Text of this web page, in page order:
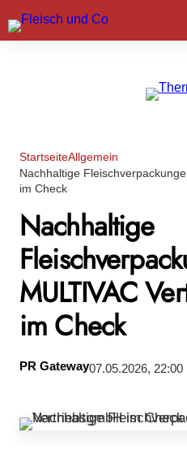
Marktführer
StartseiteAllgemein
Nachhaltige
im Check
Nachhaltige
MULTIVAC
im Check
PR Gateway07.05.2026, 22:00